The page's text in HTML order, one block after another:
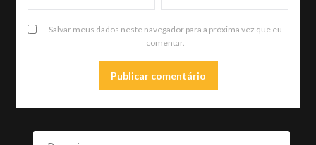
Salvar meus dados neste navegador para a próxima vez que eu
comentar.